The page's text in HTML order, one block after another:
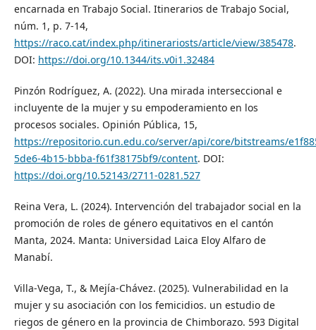
encarnada en Trabajo Social. Itinerarios de Trabajo Social,
núm. 1, p. 7-14,
https://raco.cat/index.php/itinerariosts/article/view/385478.
DOI: https://doi.org/10.1344/its.v0i1.32484
Pinzón Rodríguez, A. (2022). Una mirada interseccional e
incluyente de la mujer y su empoderamiento en los
procesos sociales. Opinión Pública, 15,
https://repositorio.cun.edu.co/server/api/core/bitstreams/
5de6-4b15-bbba-f61f38175bf9/content. DOI:
https://doi.org/10.52143/2711-0281.527
Reina Vera, L. (2024). Intervención del trabajador social en la
promoción de roles de género equitativos en el cantón
Manta, 2024. Manta: Universidad Laica Eloy Alfaro de
Manabí.
Villa-Vega, T., & Mejía-Chávez. (2025). Vulnerabilidad en la
mujer y su asociación con los femicidios. un estudio de
riegos de género en la provincia de Chimborazo. 593 Digital